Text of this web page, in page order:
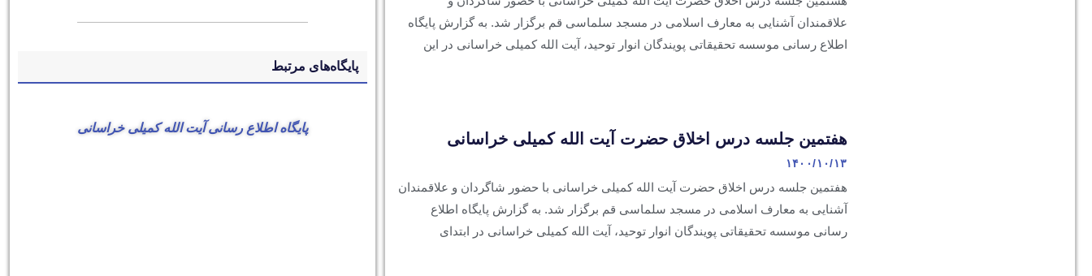
علاقمندان آشنایی به معارف اسلامی در مسجد سلماسی قم برگزار شد. به گزارش پایگاه
اطلاع رسانی موسسه تحقیقاتی پویندگان انوار توحید، آیت الله کمیلی خراسانی در این
هفتمین جلسه درس اخلاق حضرت آیت الله کمیلی خراسانی
۱۴۰۰/۱۰/۱۳
هفتمین جلسه درس اخلاق حضرت آیت الله کمیلی خراسانی با حضور شاگردان و علاقمندان
آشنایی به معارف اسلامی در مسجد سلماسی قم برگزار شد. به گزارش پایگاه اطلاع
رسانی موسسه تحقیقاتی پویندگان انوار توحید، آیت الله کمیلی خراسانی در ابتدای
پایگاه‌های مرتبط
پایگاه اطلاع رسانی آیت الله کمیلی خراسانی